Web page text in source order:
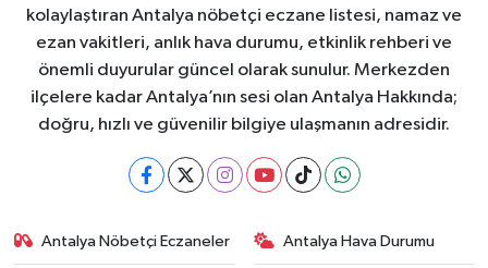
kolaylaştıran Antalya nöbetçi eczane listesi, namaz ve
ezan vakitleri, anlık hava durumu, etkinlik rehberi ve
önemli duyurular güncel olarak sunulur. Merkezden
ilçelere kadar Antalya’nın sesi olan Antalya Hakkında;
doğru, hızlı ve güvenilir bilgiye ulaşmanın adresidir.
Antalya Nöbetçi Eczaneler Antalya Hava Durumu